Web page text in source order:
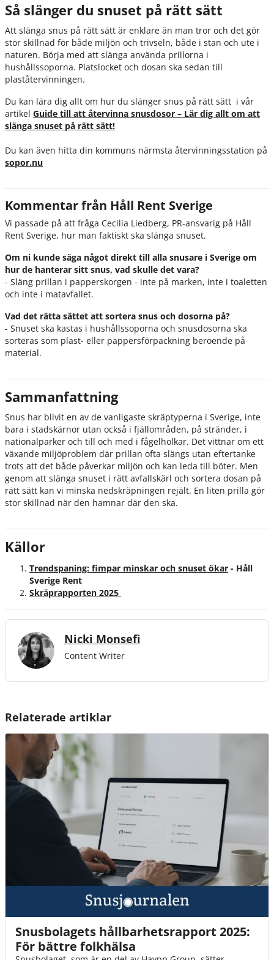
Så slänger du snuset på rätt sätt
Att slänga snus på rätt sätt är enklare än man tror och det gör
stor skillnad för både miljön och trivseln, både i stan och ute i
naturen. Börja med att slänga använda prillorna i
hushållssoporna. Platslocket och dosan ska sedan till
plaståtervinningen.
Du kan lära dig allt om hur du slänger snus på rätt sätt i vår
artikel Guide till att återvinna snusdosor – Lär dig allt om att
slänga snuset på rätt sätt!
Du kan även hitta din kommuns närmsta återvinningsstation på
sopor.nu
Kommentar från Håll Rent Sverige
Vi passade på att fråga Cecilia Liedberg, PR-ansvarig på Håll
Rent Sverige, hur man faktiskt ska slänga snuset.
Om ni kunde säga något direkt till alla snusare i Sverige om
hur de hanterar sitt snus, vad skulle det vara?
- Släng prillan i papperskorgen - inte på marken, inte i toaletten
och inte i matavfallet.
Vad det rätta sättet att sortera snus och dosorna på?
- Snuset ska kastas i hushållssoporna och snusdosorna ska
sorteras som plast- eller pappersförpackning beroende på
material.
Sammanfattning
Snus har blivit en av de vanligaste skräptyperna i Sverige, inte
bara i stadskärnor utan också i fjällområden, på stränder, i
nationalparker och till och med i fågelholkar. Det vittnar om ett
växande miljöproblem där prillan ofta slängs utan eftertanke
trots att det både påverkar miljön och kan leda till böter. Men
genom att slänga snuset i rätt avfallskärl och sortera dosan på
rätt sätt kan vi minska nedskräpningen rejält. En liten prilla gör
stor skillnad när den hamnar där den ska.
Källor
Trendspaning: fimpar minskar och snuset ökar - Håll
Sverige Rent
Skräprapporten 2025
Nicki Monsefi
Content Writer
Relaterade artiklar
Snusbolagets hållbarhetsrapport 2025:
För bättre folkhälsa